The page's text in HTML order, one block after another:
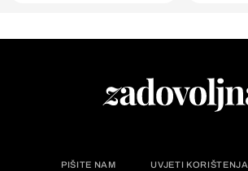
PIŠITE NAM UVJETI KORIŠTENJA